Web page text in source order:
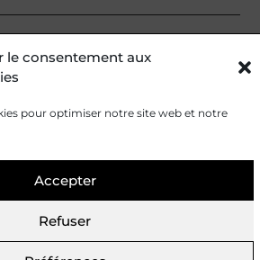
le consentement aux
pour optimiser notre site web et notre
Accepter
Refuser